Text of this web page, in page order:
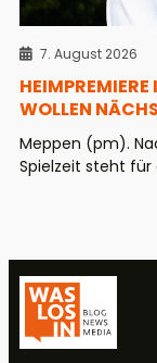
7. August 2026
WOLLEN
Meppen (pm).
Spielzeit steht für